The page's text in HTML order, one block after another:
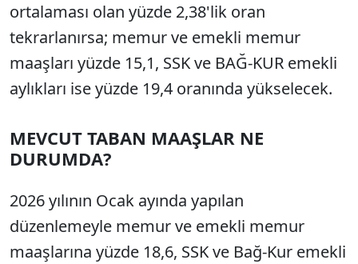
ortalaması olan yüzde 2,38'lik oran
tekrarlanırsa; memur ve emekli memur
maaşları yüzde 15,1, SSK ve BAĞ-KUR emekli
aylıkları ise yüzde 19,4 oranında yükselecek.
MEVCUT TABAN MAAŞLAR NE
DURUMDA?
2026 yılının Ocak ayında yapılan
düzenlemeyle memur ve emekli memur
maaşlarına yüzde 18,6, SSK ve Bağ-Kur emekli